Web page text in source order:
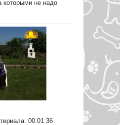
которыми не надо
: 00:01:36